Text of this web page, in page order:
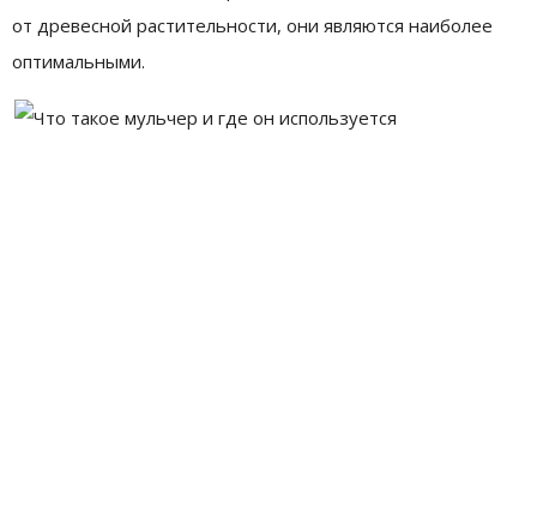
от древесной растительности, они являются наиболее
оптимальными.